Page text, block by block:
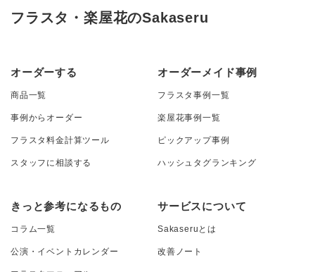
フラスタ・楽屋花のSakaseru
オーダーする
商品一覧
事例からオーダー
フラスタ料金計算ツール
スタッフに相談する
オーダーメイド事例
フラスタ事例一覧
楽屋花事例一覧
ピックアップ事例
ハッシュタグランキング
きっと参考になるもの
コラム一覧
公演・イベントカレンダー
サービスについて
Sakaseruとは
改善ノート